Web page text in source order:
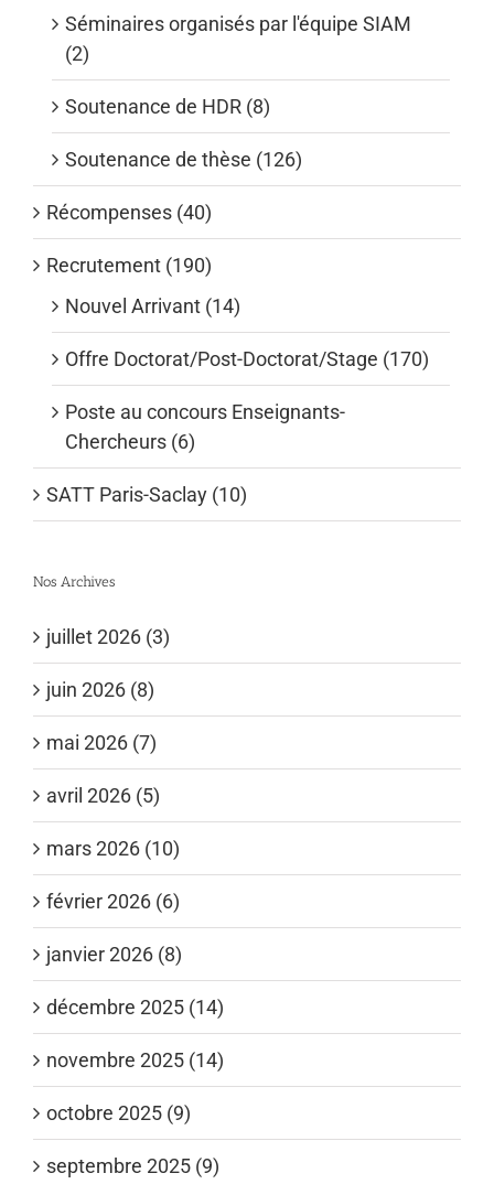
Séminaires organisés par l'équipe SIAM
(2)
Soutenance de HDR (8)
Soutenance de thèse (126)
Récompenses (40)
Recrutement (190)
Nouvel Arrivant (14)
Offre Doctorat/Post-Doctorat/Stage (170)
Poste au concours Enseignants-
Chercheurs (6)
SATT Paris-Saclay (10)
Nos Archives
juillet 2026 (3)
juin 2026 (8)
mai 2026 (7)
avril 2026 (5)
mars 2026 (10)
février 2026 (6)
janvier 2026 (8)
décembre 2025 (14)
novembre 2025 (14)
octobre 2025 (9)
septembre 2025 (9)